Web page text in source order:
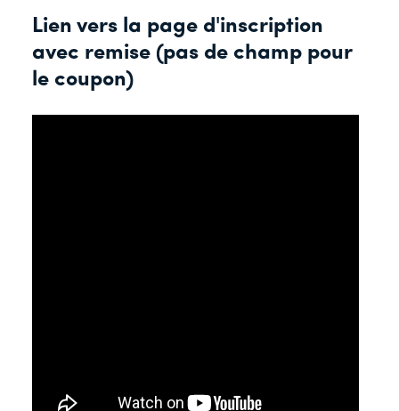
Lien vers la page d'inscription
avec remise (pas de champ pour
le coupon)